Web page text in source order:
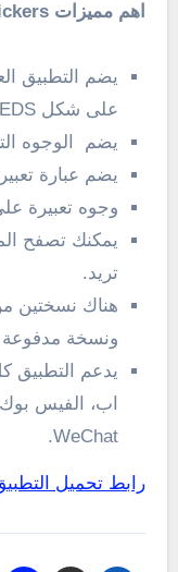
اهم مميزات Stickers ؟
يضم التطبيق
على شكل LEDS – إضاءات جميلة جدا.
يضم الوجوه
يضم عبارة
وجوه تعبيرة
يمكنك تصفح
تريد.
هناك نسختين
ونسخة
يدعم التطبيق
WeChat.
رابط تحميل